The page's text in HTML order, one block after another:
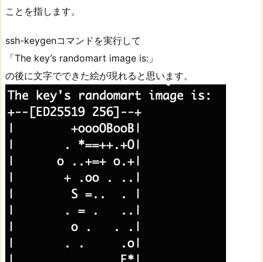
ことを指します。
ssh-keygenコマンドを実行して
「The key’s randomart image is:」
の後に文字でできた絵が現れると思います。